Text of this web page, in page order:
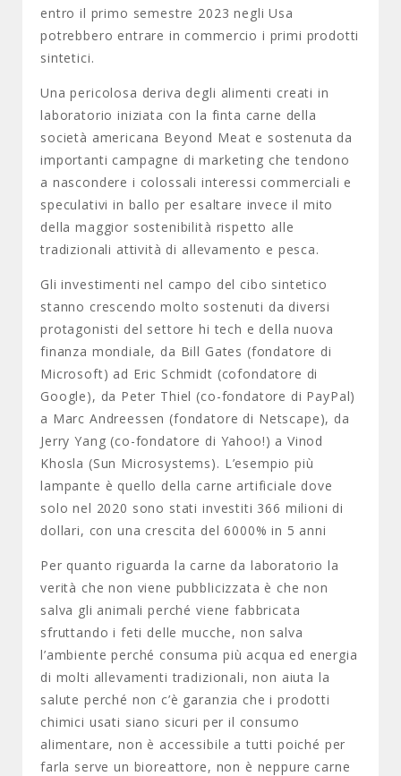
entro il primo semestre 2023 negli Usa
potrebbero entrare in commercio i primi prodotti
sintetici.
Una pericolosa deriva degli alimenti creati in
laboratorio iniziata con la finta carne della
società americana Beyond Meat e sostenuta da
importanti campagne di marketing che tendono
a nascondere i colossali interessi commerciali e
speculativi in ballo per esaltare invece il mito
della maggior sostenibilità rispetto alle
tradizionali attività di allevamento e pesca.
Gli investimenti nel campo del cibo sintetico
stanno crescendo molto sostenuti da diversi
protagonisti del settore hi tech e della nuova
finanza mondiale, da Bill Gates (fondatore di
Microsoft) ad Eric Schmidt (cofondatore di
Google), da Peter Thiel (co-fondatore di PayPal)
a Marc Andreessen (fondatore di Netscape), da
Jerry Yang (co-fondatore di Yahoo!) a Vinod
Khosla (Sun Microsystems). L’esempio più
lampante è quello della carne artificiale dove
solo nel 2020 sono stati investiti 366 milioni di
dollari, con una crescita del 6000% in 5 anni
Per quanto riguarda la carne da laboratorio la
verità che non viene pubblicizzata è che non
salva gli animali perché viene fabbricata
sfruttando i feti delle mucche, non salva
l’ambiente perché consuma più acqua ed energia
di molti allevamenti tradizionali, non aiuta la
salute perché non c’è garanzia che i prodotti
chimici usati siano sicuri per il consumo
alimentare, non è accessibile a tutti poiché per
farla serve un bioreattore, non è neppure carne